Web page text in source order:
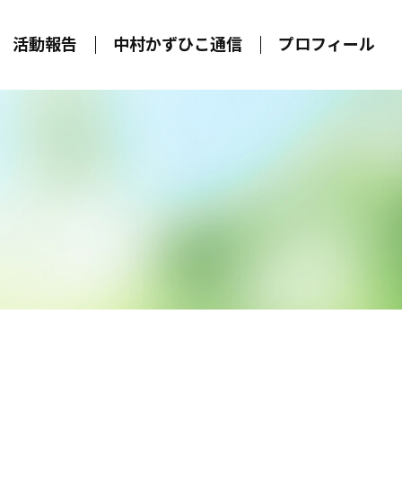
活動報告 中村かずひこ通信 プロフィール